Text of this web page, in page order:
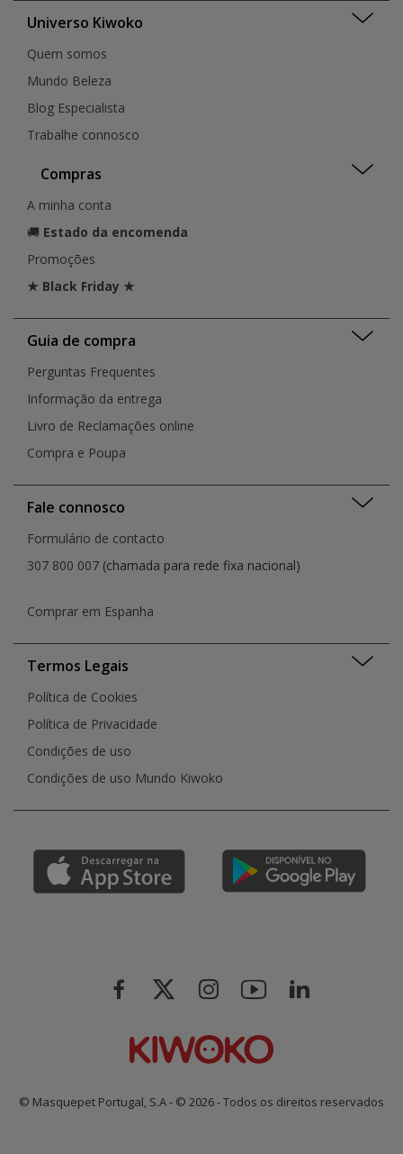
Universo Kiwoko
Quem somos
Mundo Beleza
Blog Especialista
Trabalhe connosco
Compras
A minha conta
🚚 Estado da encomenda
Promoções
★ Black Friday ★
Guia de compra
Perguntas Frequentes
Informação da entrega
Livro de Reclamações online
Compra e Poupa
Fale connosco
Formulário de contacto
307 800 007 (chamada para rede fixa nacional)
Comprar em Espanha
Termos Legais
Política de Cookies
Política de Privacidade
Condições de uso
Condições de uso Mundo Kiwoko
© Masquepet Portugal, S.A - © 2026 - Todos os direitos reservados